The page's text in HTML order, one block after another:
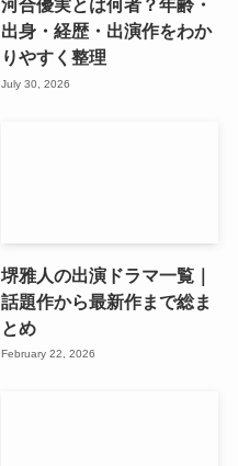
河合優実とは何者？年齢・
出身・経歴・出演作をわか
りやすく整理
July 30, 2026
堺雅人の出演ドラマ一覧｜
話題作から最新作まで総ま
とめ
February 22, 2026